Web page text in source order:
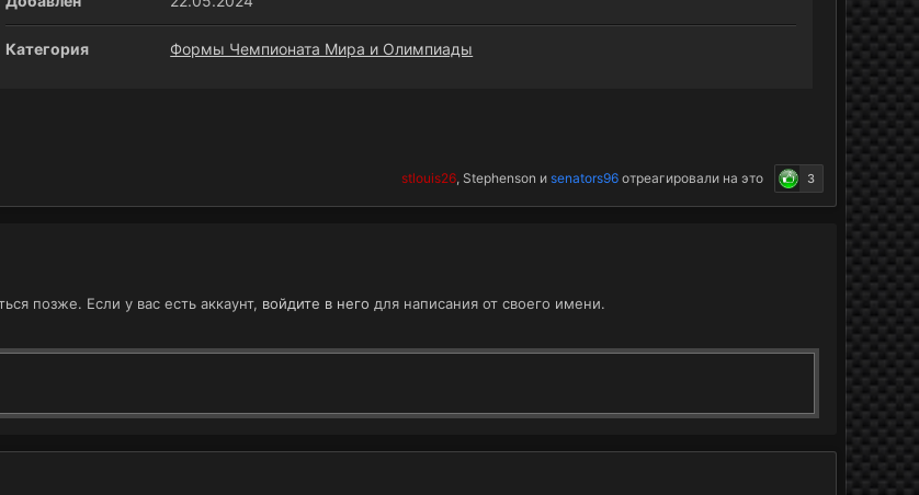
Категория Формы Чемпионата Мира и Олимпиады
3
stlouis26, Stephenson и senators96отреагировали на это
позже. Если у вас есть аккаунт, войдите в него для написания от своего имени.